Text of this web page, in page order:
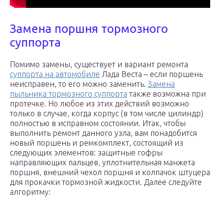
Замена поршня тормозного
суппорта
Помимо замены, существует и вариант ремонта
суппорта на автомобиле Лада Веста – если поршень
неисправен, то его можно заменить. Замена
пыльника тормозного суппорта также возможна при
протечке. Но любое из этих действий возможно
только в случае, когда корпус (в том числе цилиндр)
полностью в исправном состоянии. Итак, чтобы
выполнить ремонт данного узла, вам понадобится
новый поршень и ремкомплект, состоящий из
следующих элементов: защитные гофры
направляющих пальцев, уплотнительная манжета
поршня, внешний чехол поршня и колпачок штуцера
для прокачки тормозной жидкости. Далее следуйте
алгоритму: